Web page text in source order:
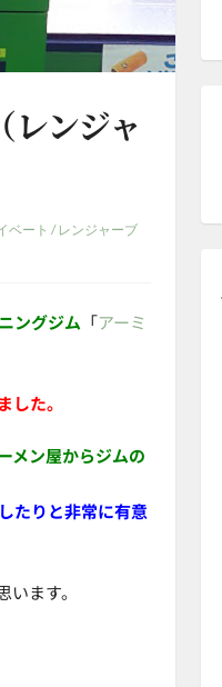
ンジャ
ベート / レンジャーブ
ングジム 「アーミ
した。
メン屋からジムの
たりと非常に有意
います。